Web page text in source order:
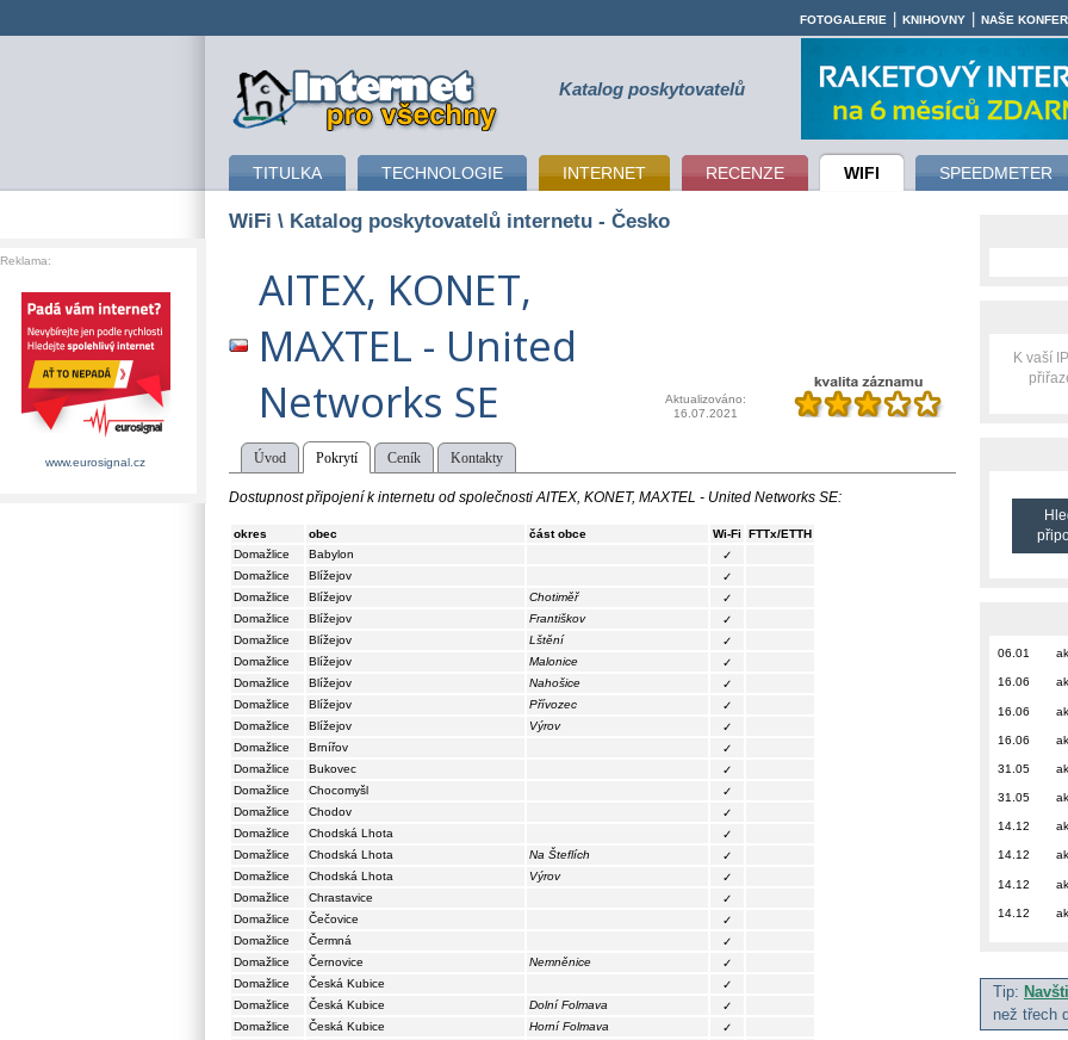
připojení k internetu Katalog poskytovatelů
TITULKA TECHNOLOGIE INTERNET RECENZE WIFI SPEEDMETER
FOTOGALERIE KNIHOVNY NAŠE
WiFi \ Katalog poskytovatelů internetu - Česko
AITEX, KONET,
MAXTEL - United
Networks SE
Aktualizováno:
16.07.2021
Úvod Pokrytí Ceník Kontakty
Dostupnost připojení k internetu od společnosti AITEX, KONET, MAXTEL - United Networks SE:
okres obec část obce Wi-Fi
FTTx/ETTH
Domažlice
Babylon
✓
Domažlice
Blížejov
✓
Domažlice
Blížejov Chotiměř
✓
Domažlice
Blížejov Františkov
✓
Domažlice
Blížejov Lštění
✓
Domažlice
Blížejov Malonice
✓
Domažlice
Blížejov Nahošice
✓
Domažlice
Blížejov Přívozec
✓
Domažlice
Blížejov Výrov
✓
Domažlice
Brnířov
✓
Domažlice
Bukovec
✓
Domažlice
Chocomyšl
✓
Domažlice
Chodov
✓
Domažlice
Chodská Lhota
✓
Domažlice
Chodská Lhota Na Šteflích
✓
Domažlice
Chodská Lhota Výrov
✓
Domažlice
Chrastavice
✓
Domažlice
Čečovice
✓
Domažlice
Čermná
✓
Domažlice
Černovice Nemněnice
✓
Domažlice
Česká Kubice
✓
Domažlice
Česká Kubice Dolní Folmava
✓
Domažlice
Česká Kubice Horní Folmava
✓
K vaší
06.01
16.06
16.06
16.06
31.05
31.05
14.12
14.12
14.12
14.12
Tip:
než třech
Reklama:
www.eurosignal.cz